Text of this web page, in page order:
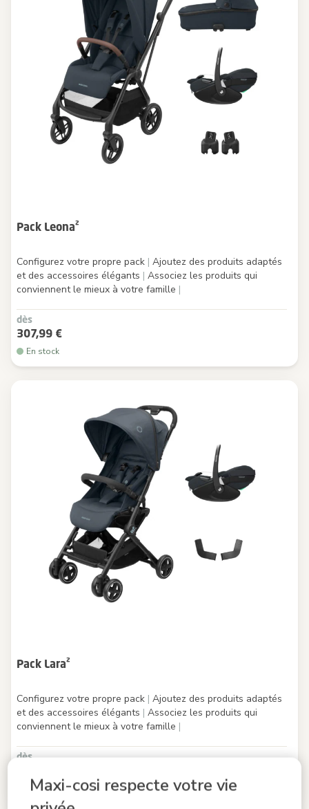
Maxi-cosi respecte votre vie
Pack Leona²
Configurez votre propre pack | Ajoutez des produits adaptés
et des accessoires élégants | Associez les produits qui
conviennent le mieux à votre famille |
dès
307,99 €
En stock
Pack Lara²
Configurez votre propre pack | Ajoutez des produits adaptés
et des accessoires élégants | Associez les produits qui
conviennent le mieux à votre famille |
dès
En stock